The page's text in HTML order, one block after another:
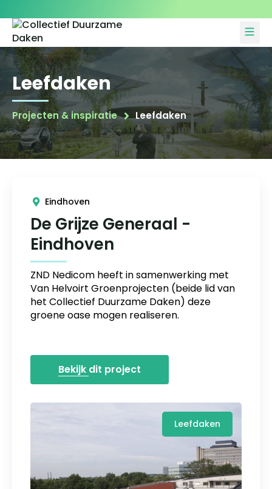
Leefdaken
Projecten & inspiratie Leefdaken
Eindhoven
De Grijze Generaal -
Eindhoven
ZND Nedicom heeft in samenwerking met
Van Helvoirt Groenprojecten (beide lid van
het Collectief Duurzame Daken) deze
groene oase mogen realiseren.
Bekijk dit project
Leefdaken